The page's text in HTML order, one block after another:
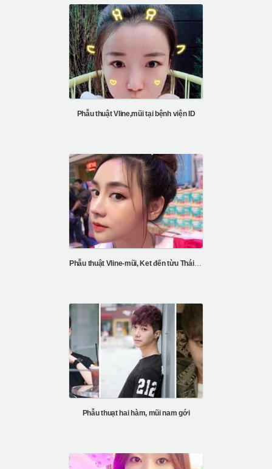
Phẫu thuật Vline,mũi tại bệnh viện ID
Phẫu thuật Vline-mũi, Ket đến từu Thái Lan
Phẫu thuạt hai hàm, mũi nam gới